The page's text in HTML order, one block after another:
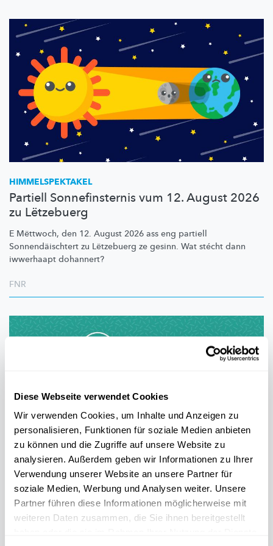
Diese Webseite verwendet Cookies
Wir verwenden Cookies, um Inhalte und Anzeigen zu
personalisieren, Funktionen für soziale Medien anbieten
zu können und die Zugriffe auf unsere Website zu
analysieren. Außerdem geben wir Informationen zu Ihrer
Verwendung unserer Website an unsere Partner für
soziale Medien, Werbung und Analysen weiter. Unsere
Partner führen diese Informationen möglicherweise mit
weiteren Daten zusammen, die Sie ihnen bereitgestellt
HIMMELSPEKTAKEL
Partiell Sonnefinsternis vum 12. August 2026
zu Lëtzebuerg
E Mëttwoch, den 12. August 2026 ass eng partiell
Sonnendäischtert zu Lëtzebuerg ze gesinn. Wat stécht dann
iwwerhaapt dohannert?
FNR
EVENT-VORSCHAU
Veranstaltungen in Luxemburg rund um die
Wissenschaft - August 2026